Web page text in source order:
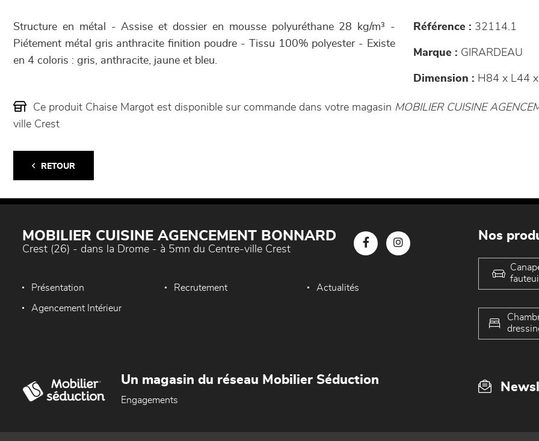
Structure en métal - Assise et dossier en mousse polyuréthane 28 kg/m³ -
Piétement métal gris anthracite finition poudre - Tissu 100% polyester - Existe
en 4 coloris : gris, anthracite, jaune et bleu.
Référence : 32114.1
Marque : GIRARDEAU
Dimension : H84 x L44
Ce produit Chaise Margot est disponible sur commande dans votre magasin MOBILIER CUISINE
ville Crest
RETOUR
MOBILIER CUISINE AGENCEMENT BONNARD
Crest (26) - dans la Drome - à 5mn du Centre-ville Crest
Présentation Recrutement Actualités
Agencement Intérieur
Nos
Un magasin du réseau Mobilier Séduction
Engagements